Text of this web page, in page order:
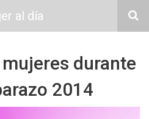
al día
durante
2014